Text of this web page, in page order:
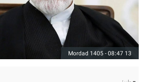
13 Mordad 1405 - 08:47